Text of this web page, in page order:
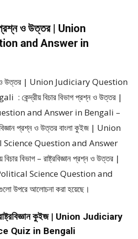
প্রশ্ন ও উত্তর | Union
and Answer in
ও উত্তর | Union Judiciary Question
কেন্দ্রীয় বিচার বিভাগ প্রশ্ন ও উত্তর |
and Answer in Bengali –
প্রশ্ন ও উত্তর বাংলা কুইজ | Union
Question and Answer
বিভাগ – রাষ্ট্রবিজ্ঞান প্রশ্ন ও উত্তর |
Science Question and
আলোচনা করা হয়েছে।
রাষ্ট্রবিজ্ঞান কুইজ | Union Judiciary
Quiz in Bengali